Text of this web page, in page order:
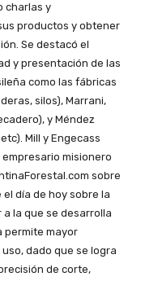
charlas y
productos y obtener
Se destacó el
y presentación de las
como las fábricas
silos), Marrani,
y Méndez
Mill y Engecass
misionero
sobre
día de hoy sobre la
a la que se desarrolla
permite mayor
dado que se logra
de corte,